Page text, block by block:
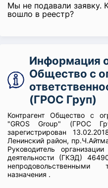
Мы не подавали заявку.
вошло в реестр?
Информация
Общество с
(ГРОС Груп)
Контрагент Общество с
"GROS Group" (ГРОС
зарегистрирован
Ленинский район,
Руководитель
деятельности (ГКЭД)
непродовольственными
назначения .